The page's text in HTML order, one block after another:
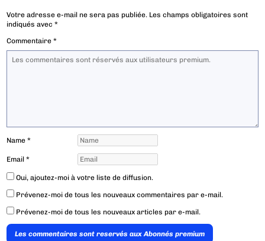
Votre adresse e-mail ne sera pas publiée. Les champs obligatoires sont
indiqués avec*
Commentaire*
Name*
Email*
Oui, ajoutez-moi à votre liste de diffusion.
Prévenez-moi de tous les nouveaux commentaires par e-mail.
Prévenez-moi de tous les nouveaux articles par e-mail.
Les commentaires sont reservés aux Abonnés premium